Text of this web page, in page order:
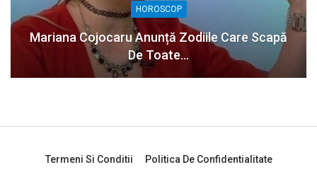
HOROSCOP
Mariana Cojocaru Anunță Zodiile Care Scapă
De Toate…
Termeni Si Conditii
Politica De Confidentialitate